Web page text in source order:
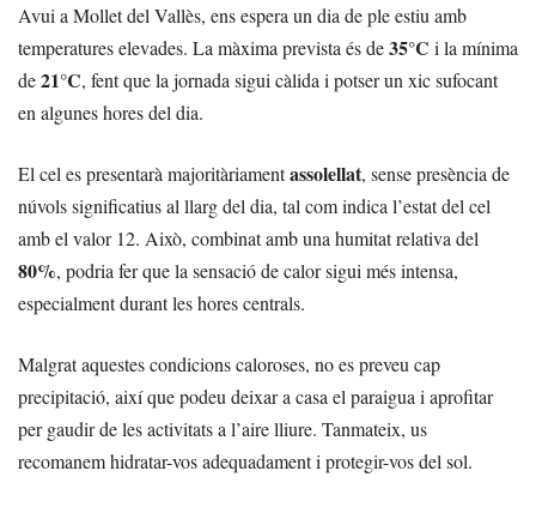
Avui a Mollet del Vallès, ens espera un dia de ple estiu amb
temperatures elevades. La màxima prevista és de35°C i la mínima
de21°C, fent que la jornada sigui càlida i potser un xic sufocant
en algunes hores del dia.
El cel es presentarà majoritàriamentassolellat, sense presència de
núvols significatius al llarg del dia, tal com indica l’estat del cel
amb el valor 12. Això, combinat amb una humitat relativa del
80%, podria fer que la sensació de calor sigui més intensa,
especialment durant les hores centrals.
Malgrat aquestes condicions caloroses, no es preveu cap
precipitació, així que podeu deixar a casa el paraigua i aprofitar
per gaudir de les activitats a l’aire lliure. Tanmateix, us
recomanem hidratar-vos adequadament i protegir-vos del sol.